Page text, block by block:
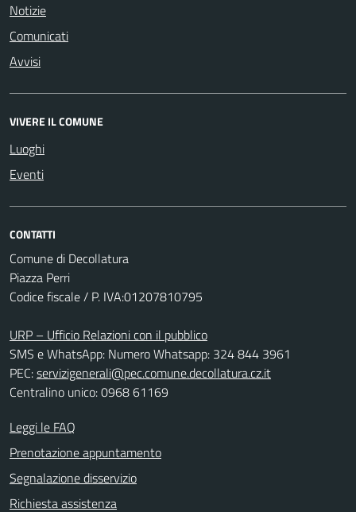
Notizie
Comunicati
Avvisi
VIVERE IL COMUNE
Luoghi
Eventi
CONTATTI
Comune di Decollatura
Piazza Perri
Codice fiscale / P. IVA:01207810795
URP – Ufficio Relazioni con il pubblico
SMS e WhatsApp: Numero Whatsapp: 324 844 3961
PEC:servizigenerali@pec.comune.decollatura.cz.it
Centralino unico: 0968 61169
Leggi le FAQ
Prenotazione appuntamento
Segnalazione disservizio
Richiesta assistenza